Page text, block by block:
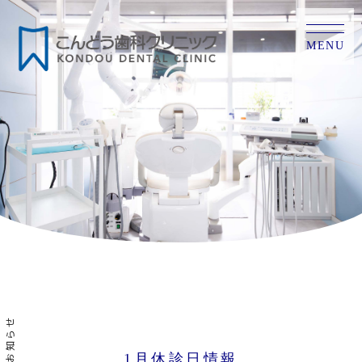
MENU
お知らせ 1月休診日情報